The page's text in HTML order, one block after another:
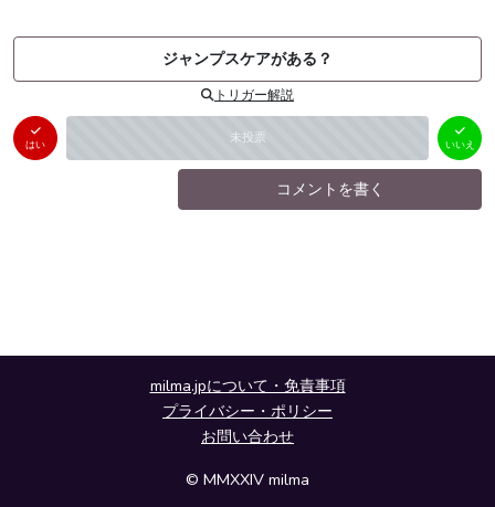
ジャンプスケアがある？
トリガー解説
はい 未投票
いいえ
（ 0件）
いいえ
コメントを書く
milma.jpについて・免責事項
プライバシー・ポリシー
お問い合わせ
© MMXXIV milma